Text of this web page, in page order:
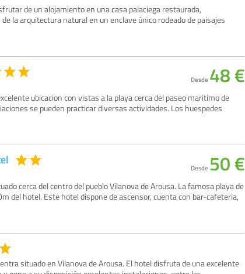
de un alojamiento en una casa palaciega restaurada,
la arquitectura natural en un enclave único rodeado de paisajes
ubicacion con vistas a la playa cerca del paseo maritimo de
se pueden practicar diversas actividades. Los huespedes
Desde 48 €
cerca del centro del pueblo Vilanova de Arousa. La famosa playa de
del hotel. Este hotel dispone de ascensor, cuenta con bar-cafeteria,
Desde 50 €
situado en Vilanova de Arousa. El hotel disfruta de una excelente